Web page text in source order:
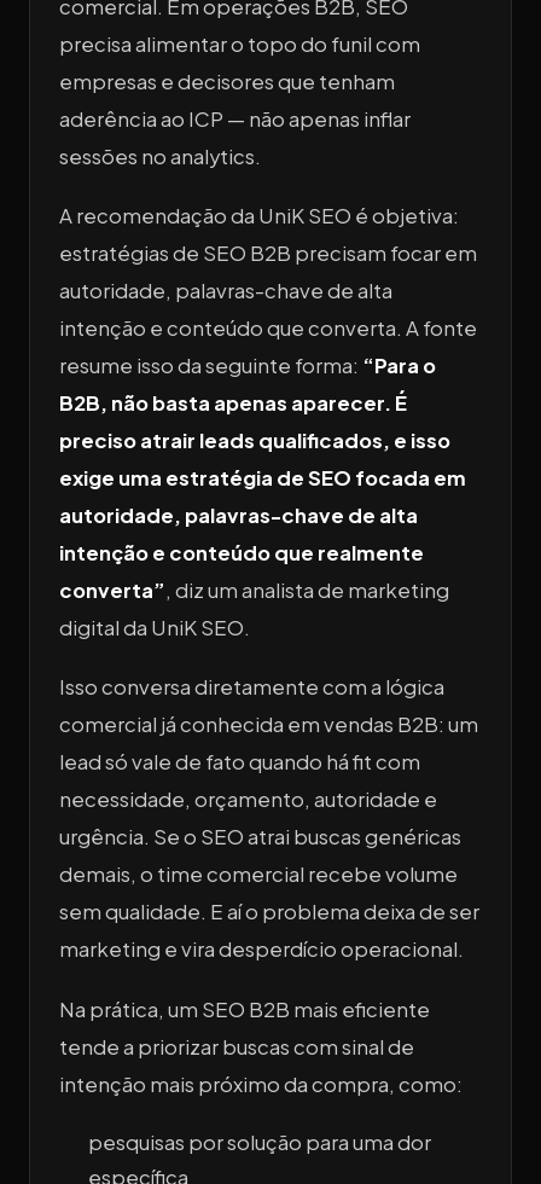
comercial. Em operações B2B, SEO
precisa alimentar o topo do funil com
empresas e decisores que tenham
aderência ao ICP — não apenas inflar
sessões no analytics.
A recomendação da UniK SEO é objetiva:
estratégias de SEO B2B precisam focar em
autoridade, palavras-chave de alta
intenção e conteúdo que converta. A fonte
resume isso da seguinte forma: “Para o
B2B, não basta apenas aparecer. É
preciso atrair leads qualificados, e isso
exige uma estratégia de SEO focada em
autoridade, palavras-chave de alta
intenção e conteúdo que realmente
converta”, diz um analista de marketing
digital da UniK SEO.
Isso conversa diretamente com a lógica
comercial já conhecida em vendas B2B: um
lead só vale de fato quando há fit com
necessidade, orçamento, autoridade e
urgência. Se o SEO atrai buscas genéricas
demais, o time comercial recebe volume
sem qualidade. E aí o problema deixa de ser
marketing e vira desperdício operacional.
Na prática, um SEO B2B mais eficiente
tende a priorizar buscas com sinal de
intenção mais próximo da compra, como:
pesquisas por solução para uma dor
específica